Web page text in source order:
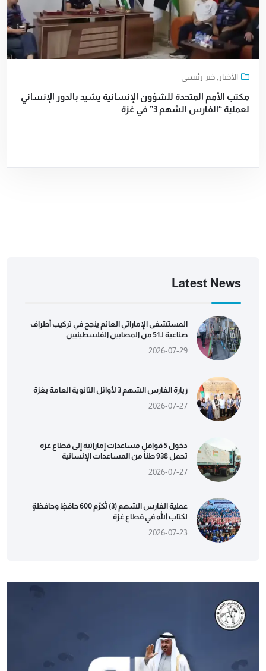
الأخبار ,خبر رئيسي
مكتب الأمم المتحدة للشؤون الإنسانية يشيد بالدور الإنساني
لعملية “الفارس الشهم 3” في غزة
Latest News
المستشفى الإماراتي العائم ينجح في تركيب أطراف
صناعية لـ51 من المصابين الفلسطينيين
2026-07-29
زيارة الفارس الشهم 3 لأوائل الثانوية العامة بغزة
2026-07-27
دخول 5 قوافل مساعدات إماراتية إلى قطاع غزة
تحمل 938 طناً من المساعدات الإنسانية
2026-07-27
عملية الفارس الشهم (3) تُكرّم 600 حافظٍ وحافظةٍ
لكتاب الله في قطاع غزة
2026-07-23